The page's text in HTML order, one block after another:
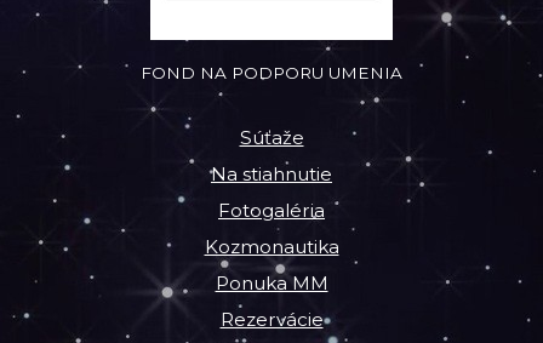
FOND NA PODPORU UMENIA
Súťaže
Na stiahnutie
Fotogaléria
Kozmonautika
Ponuka MM
Rezervácie